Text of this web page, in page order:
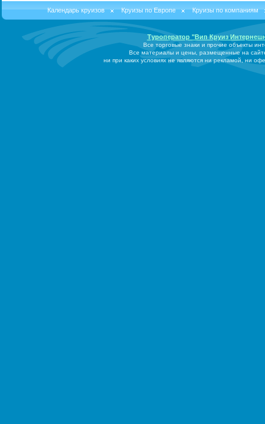
Календарь круизов Круизы по Европе Круизы по компаниям
Туроператор "Вип Круиз
Все торговые знаки и прочие объекты
Все материалы и цены, размещенные на
ни при каких условиях не являются ни рекламой, ни